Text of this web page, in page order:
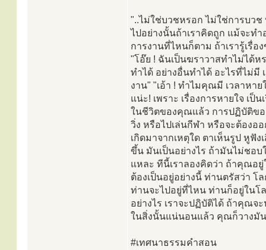
"..ไม่ใช่บวชหรอก ไม่ใช่การบวช
ไปอย่างนั้นถ้าเราคิดถูก แม้จะท
การงานที่ไหนก็ตาม ถ้าเรารู้เรื่อ
"โอ๊ย ! ฉันเป็นฆราวาสทำไม่ได้ห
ทำได้ อย่างอื่นทำได้ อะไรที่ไม่มี
งาน" "เอ้า ! ทำไมคุณมี เวลาหา
แน่ะ! เพราะ เรื่องการหายใจ เ
ในชีวิตของคุณแล้ว การปฏิบัติขอ
วิ่ง หรือไปเล่นกีฬา หรือจะต้องอ
เกิดมาจากเหตุใด ตาเห็นรูป หูฟั
ขึ้น มันเป็นอย่างไร ถ้ามันไม่ชอบ
แหละ ทีนี้เราลองคิดว่า ถ้าคุณอ
ต้องเป็นอยู่อย่างนี้ ท่านตรัสว่า โ
ท่านจะไปอยู่ที่ไหน ท่านก็อยู่ใน
อย่างไร เราจะปฏิบัติได้ ถ้าคุณ
ในสิ่งนั้นแน่นอนแล้ว คุณก็วางมัน
#เทศนาธรรมคำสอน